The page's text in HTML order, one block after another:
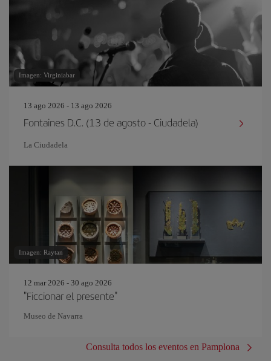
Imagen: Virginiabar
13 ago 2026 - 13 ago 2026
Fontaines D.C. (13 de agosto - Ciudadela)
La Ciudadela
Imagen: Raytan
12 mar 2026 - 30 ago 2026
"Ficcionar el presente"
Museo de Navarra
Consulta todos los eventos en Pamplona